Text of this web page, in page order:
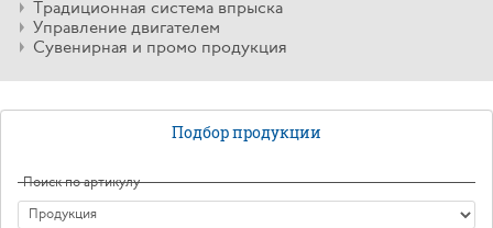
Традиционная система впрыска
Управление двигателем
Сувенирная и промо продукция
Подбор продукции